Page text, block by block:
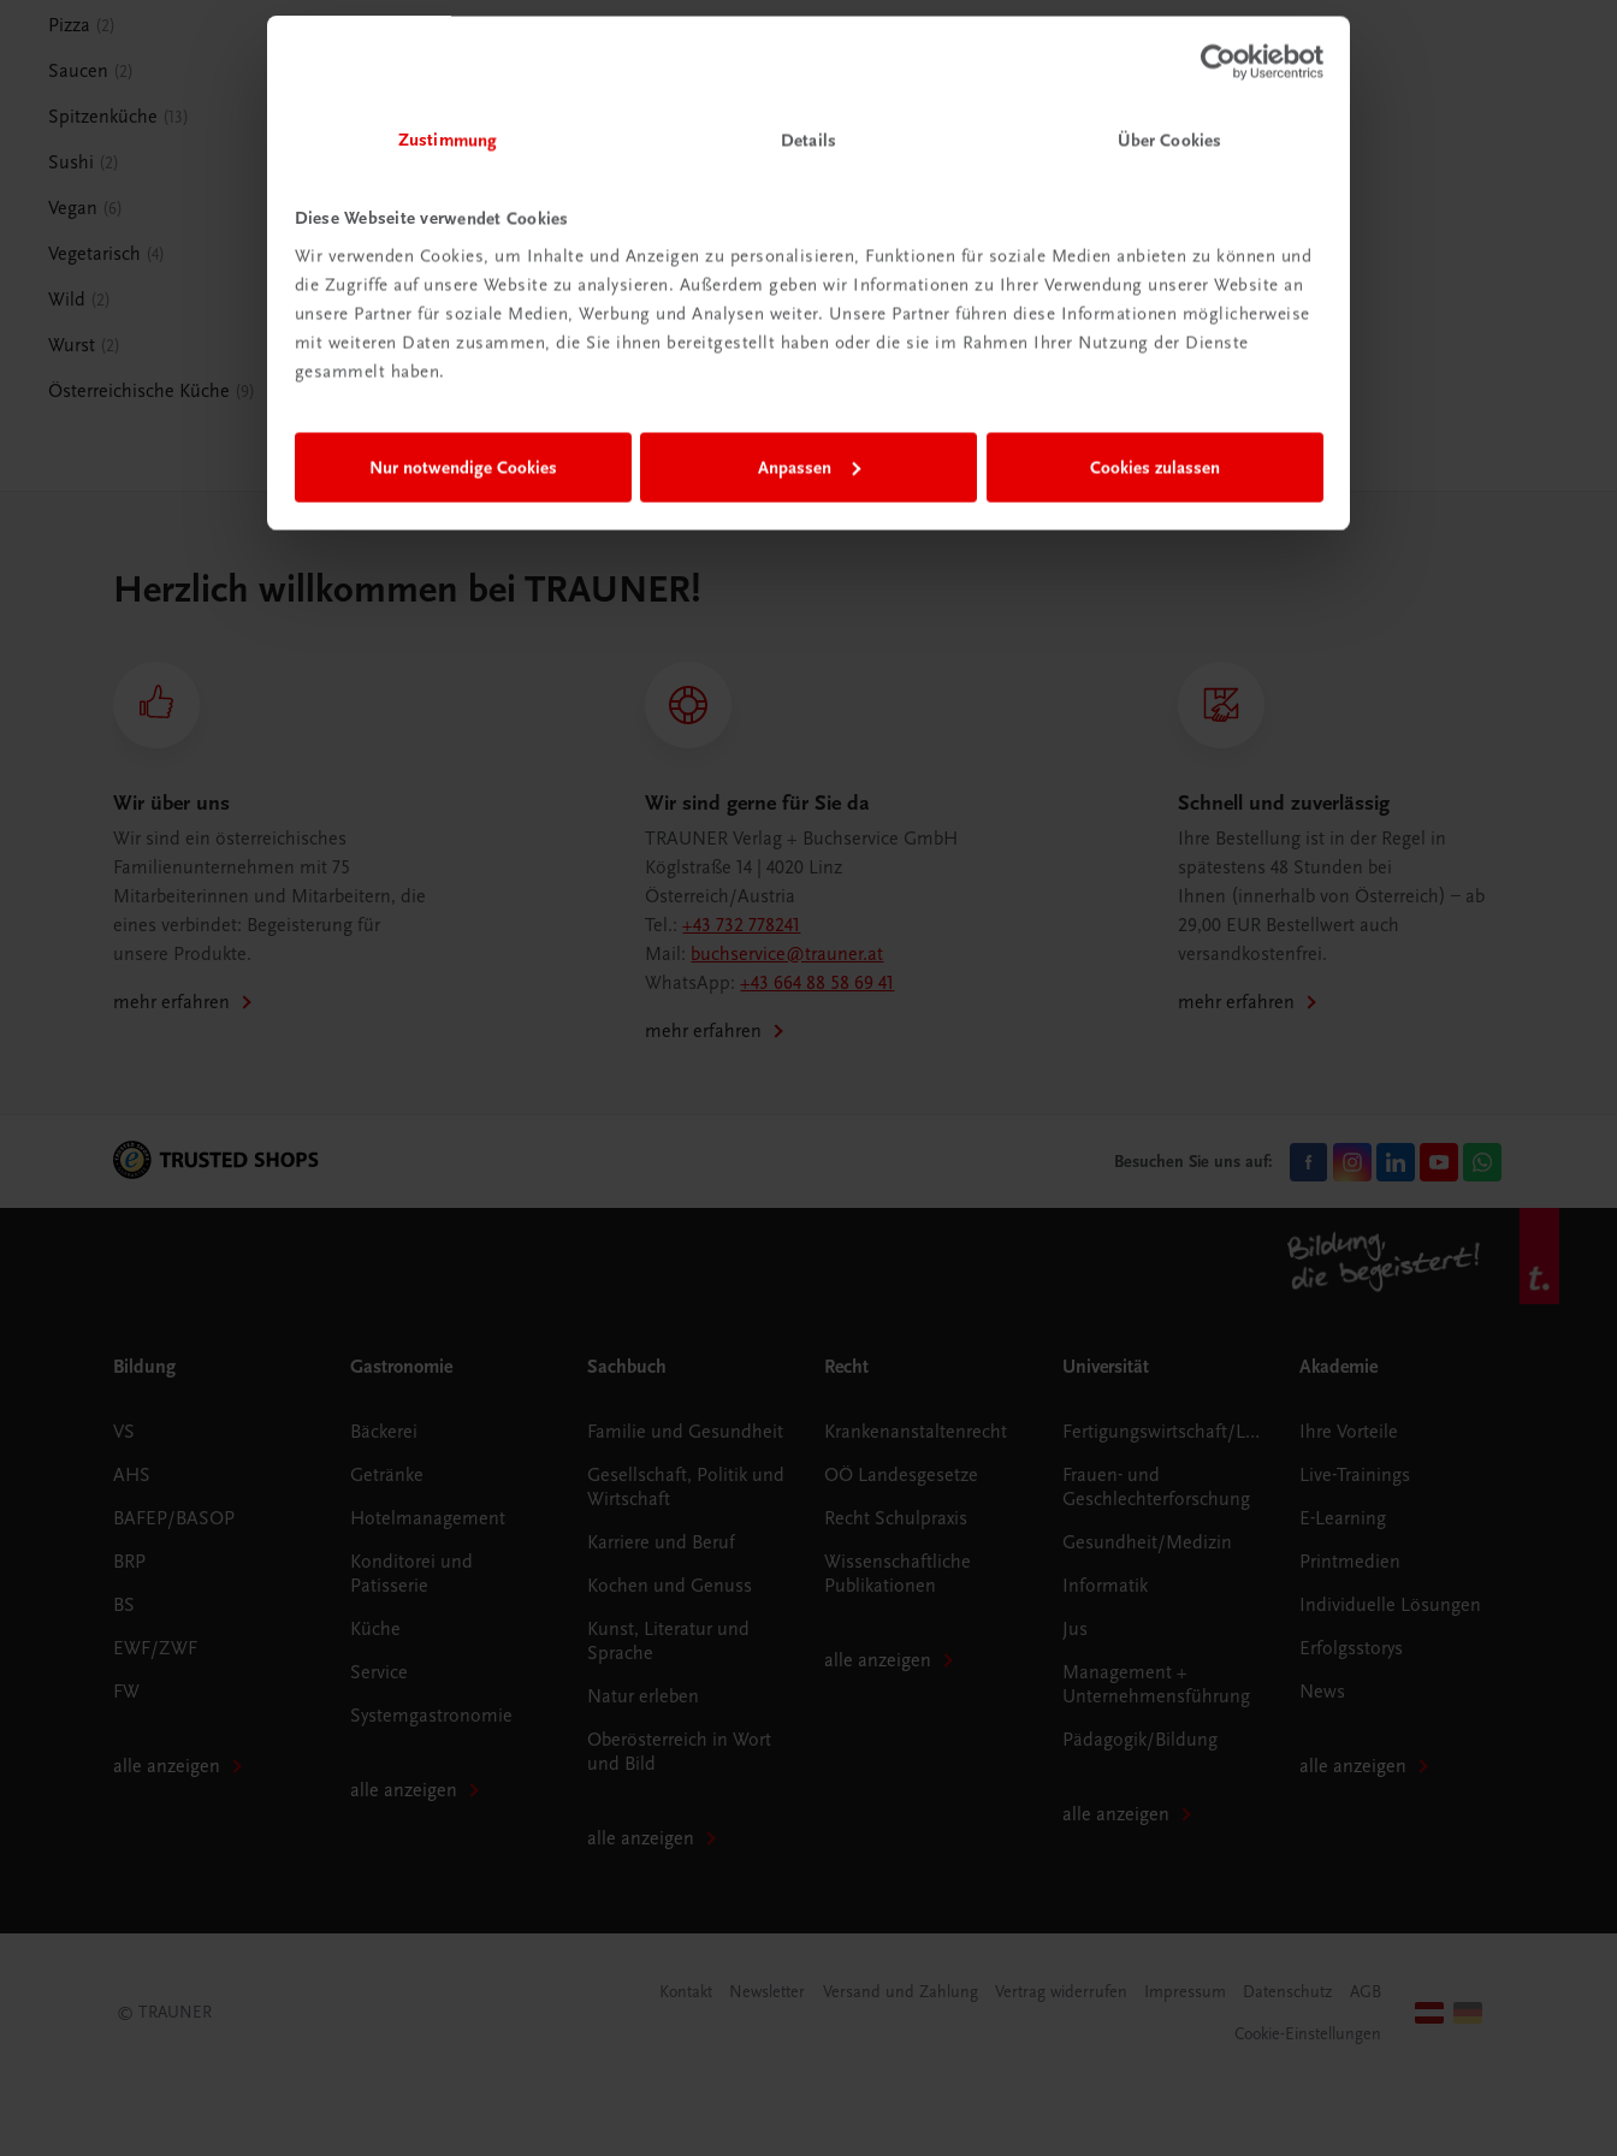
Zustimmung Details Über Cookies
Diese Webseite verwendet Cookies
Wir verwenden Cookies, um Inhalte und Anzeigen zu personalisieren, Funktionen für soziale Medien anbieten zu können und
die Zugriffe auf unsere Website zu analysieren. Außerdem geben wir Informationen zu Ihrer Verwendung unserer Website an
unsere Partner für soziale Medien, Werbung und Analysen weiter. Unsere Partner führen diese Informationen möglicherweise
mit weiteren Daten zusammen, die Sie ihnen bereitgestellt haben oder die sie im Rahmen Ihrer Nutzung der Dienste
gesammelt haben.
Nur notwendige Cookies Anpassen Cookies zulassen
Pizza 2
Saucen 2
Spitzenküche 13
Sushi 2
Vegan 6
Vegetarisch 4
Wild 2
Wurst 2
Österreichische Küche 9
Herzlich willkommen bei TRAUNER!
Wir über uns
Wir sind ein österreichisches
Familienunternehmen mit 75
Mitarbeiterinnen und Mitarbeitern, die
eines verbindet: Begeisterung für
unsere Produkte.
mehr erfahren
Wir sind gerne für Sie da
TRAUNER Verlag + Buchservice GmbH
Köglstraße 14 | 4020 Linz
Österreich/Austria
Tel.:+43 732 778241
Mail: buchservice@trauner.at
WhatsApp:+43 664 88 58 69 41
mehr erfahren
Schnell und zuverlässig
Ihre Bestellung ist in der Regel in
spätestens 48 Stunden bei
Ihnen (innerhalb von Österreich) – ab
29,00 EUR Bestellwert auch
versandkostenfrei.
mehr erfahren
Besuchen Sie uns auf:
Bildung
VS
AHS
BAFEP/BASOP
BRP
BS
EWF/ZWF
FW
alle anzeigen
Gastronomie
Bäckerei
Getränke
Hotelmanagement
Konditorei und
Patisserie
Küche
Service
Systemgastronomie
alle anzeigen
Sachbuch
Familie und Gesundheit
Gesellschaft, Politik und
Wirtschaft
Karriere und Beruf
Kochen und Genuss
Kunst, Literatur und
Sprache
Natur erleben
Oberösterreich in Wort
und Bild
alle anzeigen
Recht
Krankenanstaltenrecht
OÖ Landesgesetze
Recht Schulpraxis
Wissenschaftliche
Publikationen
alle anzeigen
Universität
Fertigungswirtschaft/Logistik
Frauen- und
Geschlechterforschung
Gesundheit/Medizin
Informatik
Jus
Management +
Unternehmensführung
Pädagogik/Bildung
alle anzeigen
Akademie
Ihre Vorteile
Live-Trainings
E-Learning
Printmedien
Individuelle Lösungen
Erfolgsstorys
News
alle anzeigen
© TRAUNER
Kontakt Newsletter Versand und Zahlung Vertrag widerrufen Impressum Datenschutz AGB
Cookie-Einstellungen